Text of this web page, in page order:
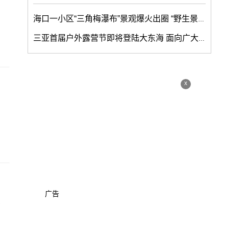
海口一小区“三角梅瀑布”景观爆火出圈 “野生景点”流量如何变“留”量？
三亚首届户外露营节即将登陆大东海 面向广大市民游客免费开放
x
广告